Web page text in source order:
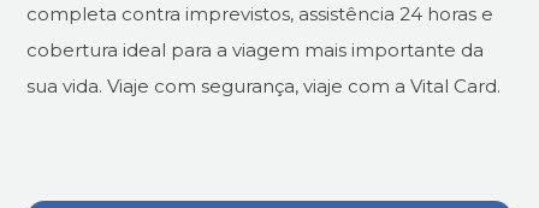
completa contra imprevistos, assistência 24 horas e
cobertura ideal para a viagem mais importante da
sua vida. Viaje com segurança, viaje com a Vital Card.